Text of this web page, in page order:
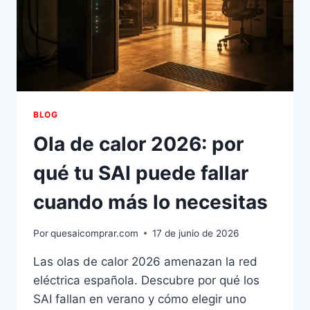
BLOG
Ola de calor 2026: por
qué tu SAI puede fallar
cuando más lo necesitas
Porquesaicomprar.com 17 de junio de 2026
Las olas de calor 2026 amenazan la red
eléctrica española. Descubre por qué los
SAI fallan en verano y cómo elegir uno